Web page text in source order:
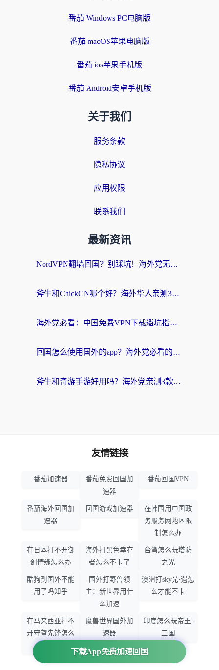
番茄 Windows PC电脑版
番茄 macOS苹果电脑版
番茄 ios苹果手机版
番茄 Android安卓手机版
关于我们
服务条款
隐私协议
应用权限
联系我们
最新资讯
NordVPN翻墙回国？别踩坑！海外党无缝访问国内资源的真实指南
斧牛和ChickCN哪个好？海外华人亲测3款回国加速器+免费试用攻略
海外党必看：中国免费VPN下载避坑指南 + 无缝访问国内资源的终极方案
回国怎么使用国外的app？海外党必看的无缝访问国内资源全攻略
斧牛和奇游手游好用吗？海外党亲测3款回国加速器，选对才能无缝刷国内资源
下载App免费加速回国
友情链接
番茄加速器
番茄免费回国加
速器
番茄回国VPN
番茄海外回国加
速器
回国游戏加速器
在韩国用中国政
务服务网地区限
制怎么办
在日本打不开御
剑情缘怎么办
海外打黑色幸存
者怎么不卡了
台湾怎么玩塔防
之光
酷狗到国外不能
用了吗知乎
国外打野兽领
主：新世界用什
么加速
澳洲打sky光·遇怎
么才能不卡
在马来西亚打不
开守望先锋怎么
魔兽世界国外加
速器
印度怎么玩帝王·
三国